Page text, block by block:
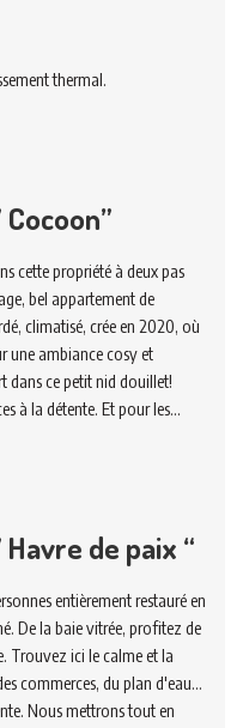
thermal.
cette propriété à deux pas
bel appartement de
climatisé, crée en 2020, où
une ambiance cosy et
dans ce petit nid douillet!
à la détente. Et pour les…
Havre de paix “
entièrement restauré en
De la baie vitrée, profitez de
Trouvez ici le calme et la
commerces, du plan d'eau...
Nous mettrons tout en